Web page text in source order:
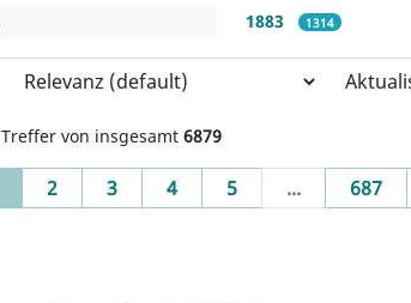
1883 1314
Treffer von insgesamt 6879
(current)
2 3 4 5 ... 687